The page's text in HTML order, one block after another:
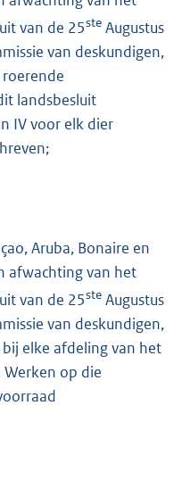
van de 25ste Augustus
van deskundigen,
landsbesluit
IV voor elk dier
Aruba, Bonaire en
afwachting van het
van de 25ste Augustus
van deskundigen,
elke afdeling van het
op die